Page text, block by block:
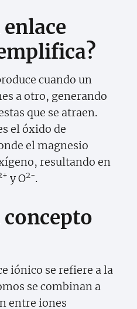
enlace
cuando un
a otro, generando
que se atraen.
el óxido de
el magnesio
resultando en
y O2-.
concepto
iónico se refiere a la
se combinan a
entre iones